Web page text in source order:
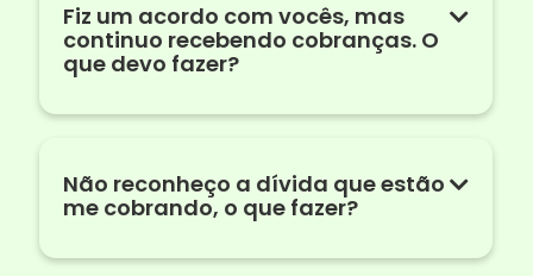
Fiz um acordo com vocês, mas
continuo recebendo cobranças. O
que devo fazer?
Não reconheço a dívida que estão
me cobrando, o que fazer?